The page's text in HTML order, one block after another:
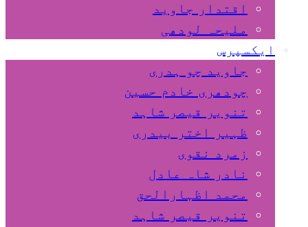
اقتدار جاوید
ملیحہ لودھی
ایکسپرس
جاوید چو ہدری
چودھری خادم حسین
تنویر قیصر شاہد
ظہیر اختر بیدری
زمرد نقوی
نادر شاہ عادل
محمد اظہارالحق
تنویر قیصر شاہد